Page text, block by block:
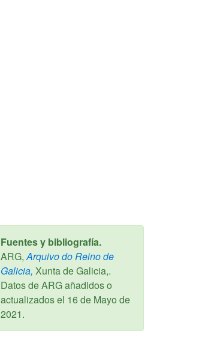
Fuentes y bibliografía.
ARG,Arquivo do Reino de
Galicia, Xunta de Galicia,.
Datos de ARG añadidos o
actualizados el 16 de Mayo de
2021.